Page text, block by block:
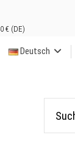
€ (DE)
Deutsch